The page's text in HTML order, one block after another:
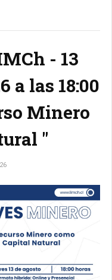
- 13
a las 18:00
Minero
"